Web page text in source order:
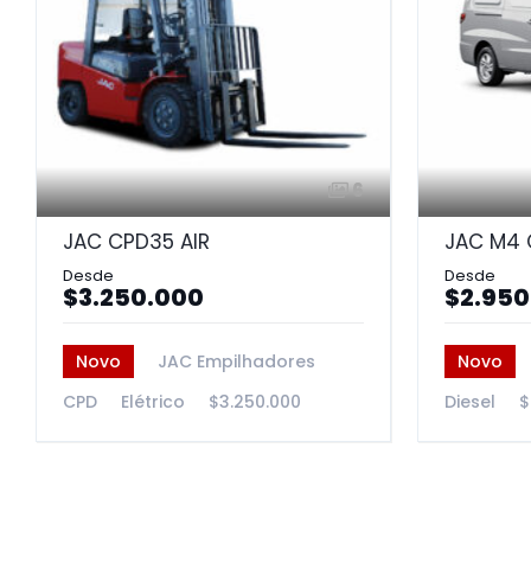
6
JAC CPD35 AIR
$3.250.000
Novo
JAC Empilhadores
CPD
Elétrico $3.250.000
JAC M4
Novo
Diesel